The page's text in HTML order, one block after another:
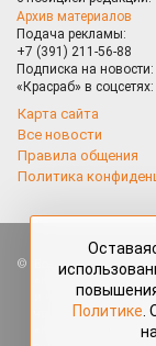
Архив материалов
Подача рекламы:
+7 (391) 211-56-88
Подписка на новости:
«Красраб» в соцсетях:
Карта сайта
Все новости
Правила общения
Политика
Все права
«Красраб.ру»
и читателями,
частичное
«Красраб.ру»,
Политике